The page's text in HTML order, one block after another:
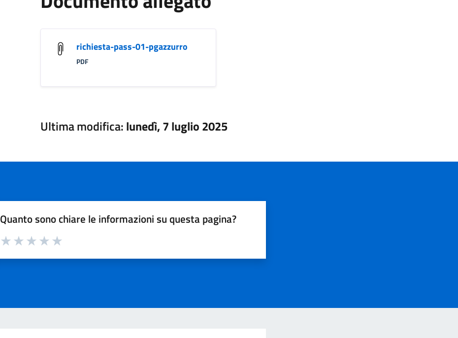
richiesta-pass-01-pgazzurro
PDF
Ultima modifica:lunedì, 7 luglio 2025
Quanto sono chiare le informazioni su questa pagina?